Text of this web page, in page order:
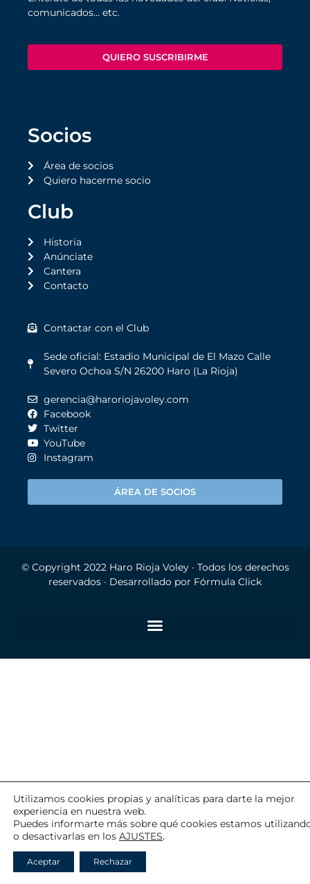
comunicados… etc.
QUIERO SUSCRIBIRME
Socios
Área de socios
Quiero hacerme socio
Club
Historia
Anúnciate
Cantera
Contacto
Contactar con el Club
Sede oficial: Estadio Municipal de El Mazo Calle
Severo Ochoa S/N 26200 Haro (La Rioja)
gerencia@haroriojavoley.com
Facebook
Twitter
YouTube
Instagram
ÁREA DE SOCIOS
© Copyright 2022 Haro Rioja Voley· Todos los derechos
reservados · Desarrollado por Fórmula Click
Utilizamos cookies propias y analíticas para darte la mejor
experiencia en nuestra web.
Puedes informarte más sobre qué cookies estamos
o desactivarlas en los AJUSTES.
Aceptar Rechazar